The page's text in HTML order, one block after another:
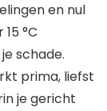
en nul
°C
schade.
prima, liefst
je gericht